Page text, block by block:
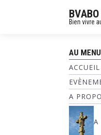
BVABO
Bien vivre
AU MENU
ACCUEIL
A
A